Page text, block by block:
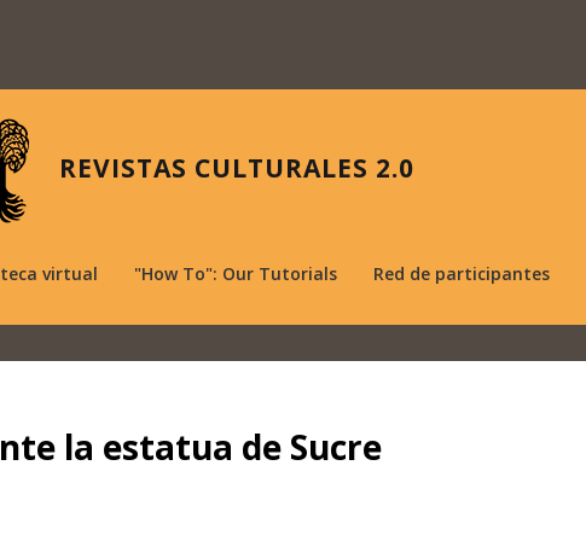
REVISTAS CULTURALES 2.0
virtual "How To": Our Tutorials Red de participantes
la estatua de Sucre